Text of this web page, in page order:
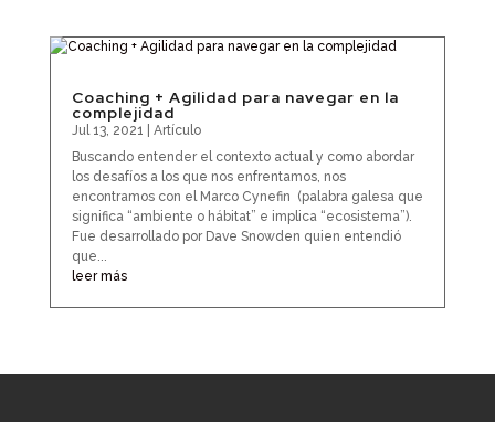
Coaching + Agilidad para navegar en la
complejidad
Jul 13, 2021
Artículo
Buscando entender el contexto actual y como abordar
los desafíos a los que nos enfrentamos, nos
encontramos con el Marco Cynefin (palabra galesa que
significa “ambiente o hábitat” e implica “ecosistema”).
Fue desarrollado por Dave Snowden quien entendió
que...
leer más